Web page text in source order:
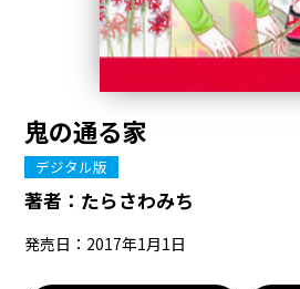
鬼の通る家
デジタル版
著者： たらさわみち
発売日：2017年1月1日